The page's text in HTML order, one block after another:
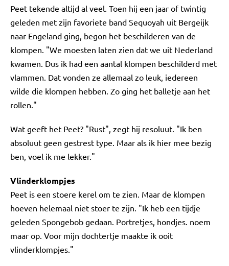
Peet tekende altijd al veel. Toen hij een jaar of twintig
geleden met zijn favoriete band Sequoyah uit Bergeijk
naar Engeland ging, begon het beschilderen van de
klompen. "We moesten laten zien dat we uit Nederland
kwamen. Dus ik had een aantal klompen beschilderd met
vlammen. Dat vonden ze allemaal zo leuk, iedereen
wilde die klompen hebben. Zo ging het balletje aan het
rollen."
Wat geeft het Peet? "Rust", zegt hij resoluut. "Ik ben
absoluut geen gestrest type. Maar als ik hier mee bezig
ben, voel ik me lekker."
Vlinderklompjes
Peet is een stoere kerel om te zien. Maar de klompen
hoeven helemaal niet stoer te zijn. "Ik heb een tijdje
geleden Spongebob gedaan. Portretjes, hondjes. noem
maar op. Voor mijn dochtertje maakte ik ooit
vlinderklompjes."